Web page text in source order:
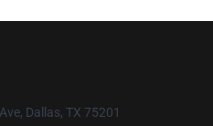
Dallas, TX 75201